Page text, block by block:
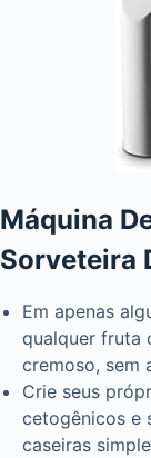
Máquina
Sorveteira
Em apenas
qualquer fruta
cremoso, sem
Crie seus
cetogênicos e
caseiras